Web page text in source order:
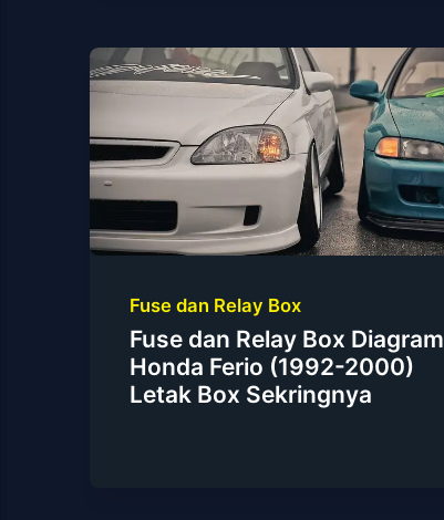
Fuse dan Relay Box
Fuse dan Relay Box Diagram
Honda Ferio (1992-2000)
Letak Box Sekringnya